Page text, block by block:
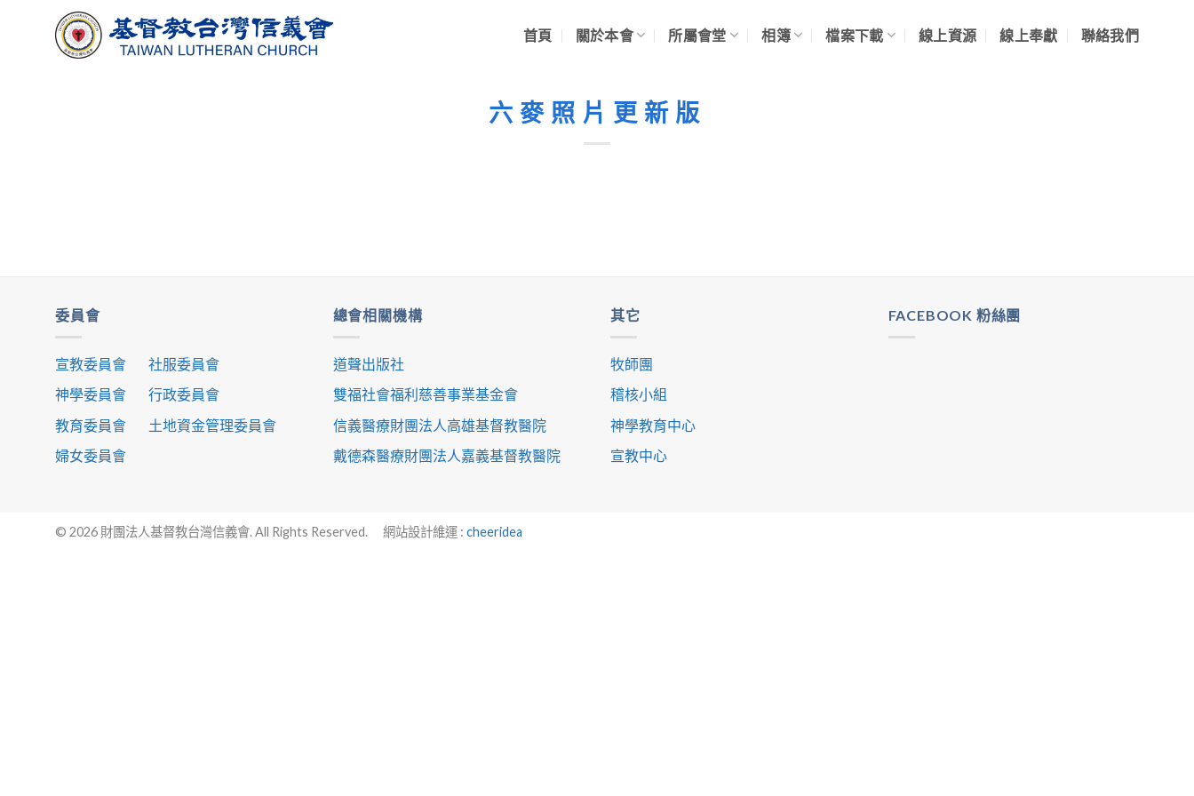
首頁 關於本會 所屬會堂 相簿 檔案下載 線上資源 線上奉獻 聯絡我們
六麥照片更新版
委員會
宣教委員會
神學委員會
教育委員會
婦女委員會
社服委員會
行政委員會
土地資金管理委員會
總會相關機構
道聲出版社
雙福社會福利慈善事業基金會
信義醫療財團法人高雄基督教醫院
戴德森醫療財團法人嘉義基督教醫院
其它
牧師團
稽核小組
神學教育中心
宣教中心
FACEBOOK 粉絲團
© 2026 財團法人基督教台灣信義會. All Rights Reserved. 網站設計維運 : cheeridea